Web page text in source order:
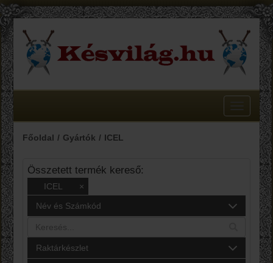
Toggle
Főoldal
Gyártók ICEL
Összetett termék kereső:
ICEL
×
Név és Számkód
Raktárkészlet